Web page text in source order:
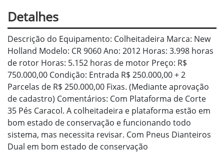
Detalhes
Descrição do Equipamento: Colheitadeira Marca: New
Holland Modelo: CR 9060 Ano: 2012 Horas: 3.998 horas
de rotor Horas: 5.152 horas de motor Preço: R$
750.000,00 Condição: Entrada R$ 250.000,00 + 2
Parcelas de R$ 250.000,00 Fixas. (Mediante aprovação
de cadastro) Comentários: Com Plataforma de Corte
35 Pés Caracol. A colheitadeira e plataforma estão em
bom estado de conservação e funcionando todo
sistema, mas necessita revisar. Com Pneus Dianteiros
Dual em bom estado de conservação